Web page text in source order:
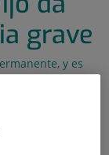
grave
y es
a implantes
pasa de ser